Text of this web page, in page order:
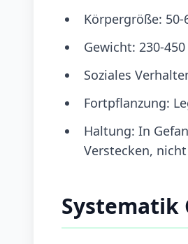
Körpergröße: 50-
Gewicht: 230-450
Soziales
Fortpflanzung:
Haltung: In
Verstecken,
Systematik